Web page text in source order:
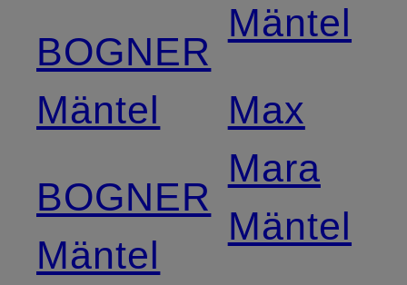
BOGNER
Mäntel
BOGNER
Mäntel
Mäntel
Max
Mara
Mäntel